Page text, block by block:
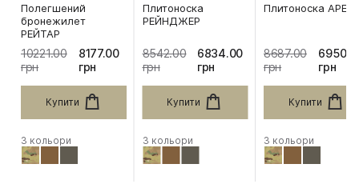
Полегшений
бронежилет
РЕЙТАР
10221.00
грн
8177.00
грн
Купити
3 кольори
Плитоноска
РЕЙНДЖЕР
8542.00
грн
6834.00
грн
Купити
3 кольори
Плитоноска АРЕС
8687.00
грн
грн
Купити
3 кольори